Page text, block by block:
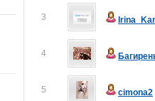
3
4
5 cimona2